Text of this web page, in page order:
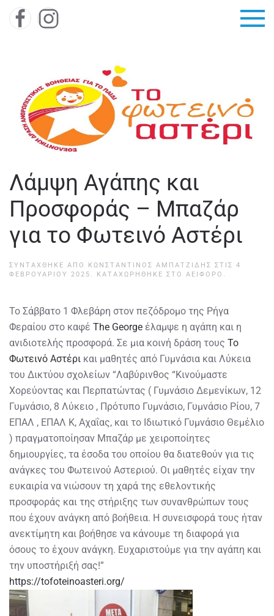
Skip to main content
Λάμψη Αγάπης και
Προσφοράς – Μπαζάρ
για το Φωτεινό Αστέρι
ΣΥΝΤΆΧΘΗΚΕ ΑΠΌ ΚΩΝΣΤΑΝΤΊΝΟΣ ΑΜΠΑΤΖΊΔΗΣ ΣΤΙΣ 4
ΦΕΒΡΟΥΑΡΊΟΥ 2025 . ΚΑΤΑΧΩΡΉΘΗΚΕ ΣΤΟ ΑΕΙΦΌΡΟ .
Το Σάββατο 1 Φλεβάρη στον πεζόδρομο της Ρήγα
Φεραίου στο καφέ The George έλαμψε η αγάπη και η
ανιδιοτελής προσφορά. Σε μια κοινή δράση τους Το
Φωτεινό Αστέρι και μαθητές από Γυμνάσια και Λύκεια
του Δικτύου σχολείων “Λαβύρινθος “Κινούμαστε
Χορεύοντας και Περπατώντας ( Γυμνάσιο Δεμενίκων, 12
Γυμνάσιο, 8 Λύκειο , Πρότυπο Γυμνάσιο, Γυμνάσιο Ρίου, 7
ΕΠΑΛ , ΕΠΑΛ Κ, Αχαΐας, και το Ιδιωτικό Γυμνάσιο Θεμέλιο
) πραγματοποίησαν Μπαζάρ με χειροποίητες
δημιουργίες, τα έσοδα του οποίου θα διατεθούν για τις
ανάγκες του Φωτεινού Αστεριού. Οι μαθητές είχαν την
ευκαιρία να νιώσουν τη χαρά της εθελοντικής
προσφοράς και της στήριξης των συνανθρώπων τους
που έχουν ανάγκη από βοήθεια. Η συνεισφορά τους ήταν
ανεκτίμητη και βοήθησε να κάνουμε τη διαφορά για
όσους το έχουν ανάγκη. Ευχαριστούμε για την αγάπη και
την υποστήριξή σας!”
https://tofoteinoasteri.org/